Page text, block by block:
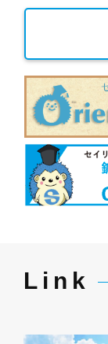
Link